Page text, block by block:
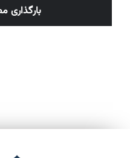
بارگذاری